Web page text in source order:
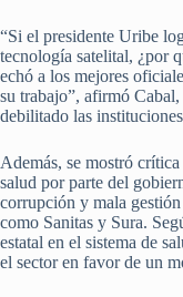
“Si el presidente Uribe
tecnología satelital, ¿por
echó a los mejores
su trabajo”, afirmó
debilitado las
Además, se mostró
salud por parte del
corrupción y mala
como Sanitas y Sura.
estatal en el sistema de
el sector en favor de un